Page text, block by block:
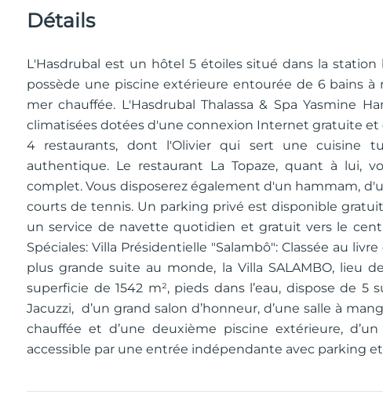
Détails
L'Hasdrubal est un hôtel 5 étoiles situé dans la station
possède une piscine extérieure entourée de 6 bains
mer chauffée. L'Hasdrubal Thalassa & Spa Yasmine
climatisées dotées d'une connexion Internet gratuite et
4 restaurants, dont l'Olivier qui sert une cuisine
authentique. Le restaurant La Topaze, quant à lui,
complet. Vous disposerez également d'un hammam,
courts de tennis. Un parking privé est disponible
un service de navette quotidien et gratuit vers le
Spéciales: Villa Présidentielle "Salambô": Classée au
plus grande suite au monde, la Villa SALAMBO, lieu
superficie de 1542 m², pieds dans l’eau, dispose de 5
Jacuzzi, d’un grand salon d’honneur, d’une salle à
chauffée et d’une deuxième piscine extérieure,
accessible par une entrée indépendante avec parking